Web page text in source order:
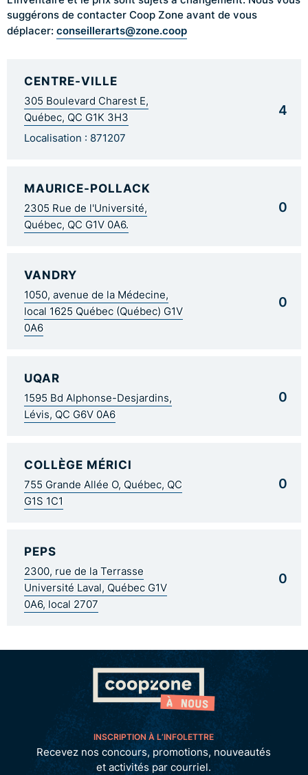
suggérons de contacter Coop Zone avant de vous
déplacer: conseillerarts@zone.coop
CENTRE-VILLE
305 Boulevard Charest E,
Québec, QC G1K 3H3
Localisation : 871207
4
MAURICE-POLLACK
2305 Rue de l'Université,
Québec, QC G1V 0A6.
0
VANDRY
1050, avenue de la Médecine,
local 1625 Québec (Québec) G1V
0A6
0
UQAR
1595 Bd Alphonse-Desjardins,
Lévis, QC G6V 0A6
0
COLLÈGE MÉRICI
755 Grande Allée O, Québec, QC
G1S 1C1
0
PEPS
2300, rue de la Terrasse
Université Laval, Québec G1V
0A6, local 2707
0
INSCRIPTION À L’INFOLETTRE
Recevez nos concours, promotions, nouveautés
et activités par courriel.